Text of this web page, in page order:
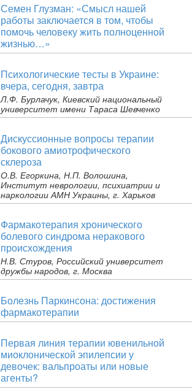
Семен Глузман: «Смысл нашей
работы заключается в том, чтобы
помочь человеку жить полноценной
жизнью…»
Психологические тесты в Украине:
вчера, сегодня, завтра
Л.Ф. Бурлачук, Киевский национальный
университет имени Тараса Шевченко
Дискуссионные вопросы терапии
бокового амиотрофического
склероза
О.В. Егоркина, Н.П. Волошина,
Институт неврологии, психиатрии и
наркологии АМН Украины, г. Харьков
Фармакотерапия хронического
болевого синдрома неракового
происхождения
Н.В. Стуров, Российский университет
дружбы народов, г. Москва
Болезнь Паркинсона: достижения
фармакотерапии
Первая линия терапии ювенильной
миоклонической эпилепсии у
девочек: вальпроаты или новые
агенты?